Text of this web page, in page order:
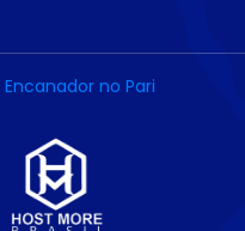
Encanador no Pari